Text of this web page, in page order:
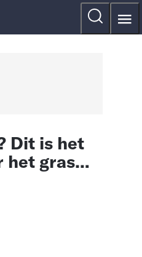
Dit is het
het gras…